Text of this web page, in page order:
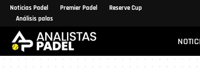
Noticias Padel Premier Padel
Reserve Cup
Análisis palas